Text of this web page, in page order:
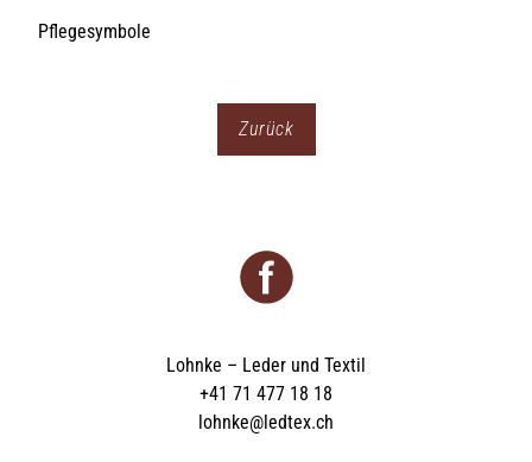
Zurück
Lohnke – Leder und Textil
+41 71 477 18 18
lohnke@ledtex.ch